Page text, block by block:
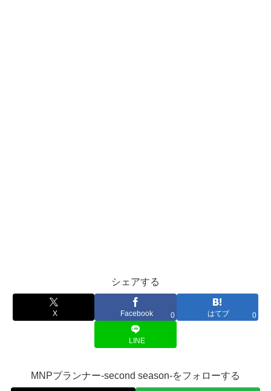
シェアする
X Facebook 0 はてブ 0
LINE
MNPプランナー-second season-をフォローする